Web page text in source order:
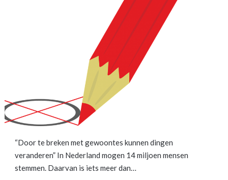
“Door te breken met gewoontes kunnen dingen
veranderen” In Nederland mogen 14 miljoen mensen
stemmen. Daarvan is iets meer dan…